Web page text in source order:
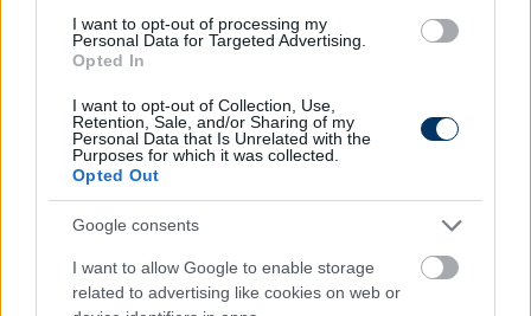
I want to opt-out of processing my
Personal Data for Targeted Advertising.
Opted In
I want to opt-out of Collection, Use,
Retention, Sale, and/or Sharing of my
Personal Data that Is Unrelated with the
Purposes for which it was collected.
Opted Out
Google consents
I want to allow Google to enable storage
related to advertising like cookies on web or
23:10 Olasz Bajnokság, AC Milan - Brescia (ism.)
Spíler TV
11:40 Premier League, Matchpack (ism.)
12:15 Premier League - Előzetes
12:45 Premier League, Southampton -
Manchester United (ÉLŐ)
15:25 Premier League, Chelsea - Sheffield United